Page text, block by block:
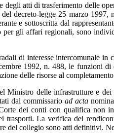
degli atti di trasferimento delle
del decreto-legge 25 marzo 1997,
e sottoscritta dal
gli affari regionali, sono
di interesse intercomunale
1992, n. 488, le funzioni di
delle risorse al
Ministro delle infrastrutture e
dal commissario ad acta
dei conti con qualifica non
trasporti. La verifica dei
del collegio sono atti definitivi.